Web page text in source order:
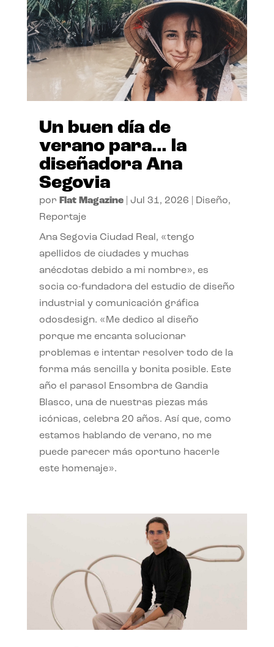
Un buen día de
verano para… la
diseñadora Ana
Segovia
por Flat Magazine| Jul 31, 2026 Diseño,
Reportaje
Ana Segovia Ciudad Real, «tengo
apellidos de ciudades y muchas
anécdotas debido a mi nombre», es
socia co-fundadora del estudio de diseño
industrial y comunicación gráfica
odosdesign. «Me dedico al diseño
porque me encanta solucionar
problemas e intentar resolver todo de la
forma más sencilla y bonita posible. Este
año el parasol Ensombra de Gandia
Blasco, una de nuestras piezas más
icónicas, celebra 20 años. Así que, como
estamos hablando de verano, no me
puede parecer más oportuno hacerle
este homenaje».